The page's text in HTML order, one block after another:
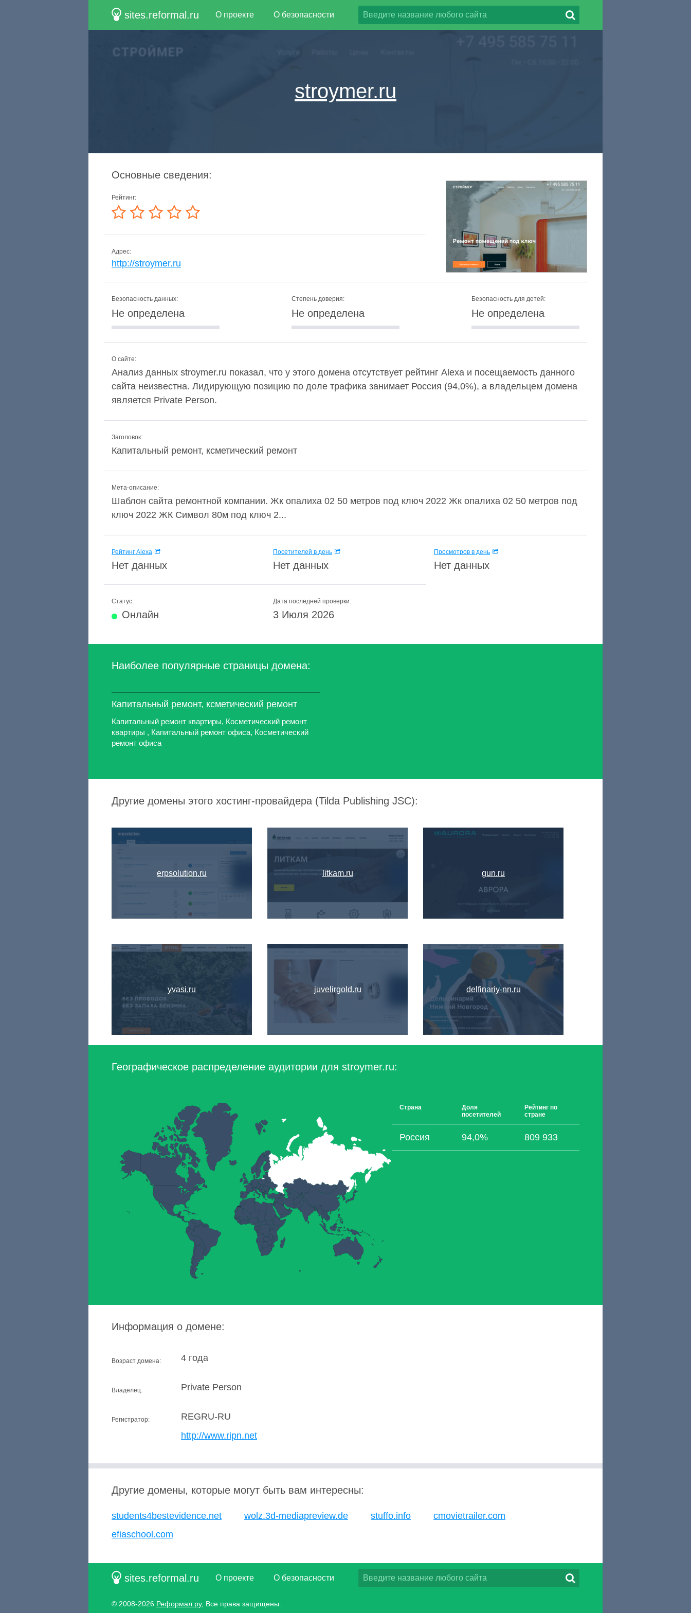
sites.reformal.ru О проекте О безопасности
stroymer.ru
Основные сведения:
Рейтинг:
Адрес:
http://stroymer.ru
Безопасность данных:
Не определена
Степень доверия:
Не определена
Безопасность для детей:
Не определена
О сайте:
Анализ данных stroymer.ru показал, что у этого домена отсутствует рейтинг Alexa и посещаемость данного
сайта неизвестна. Лидирующую позицию по доле трафика занимает Россия (94,0%), а владельцем домена
является Private Person.
Заголовок:
Капитальный ремонт, ксметический ремонт
Мета-описание:
Шаблон сайта ремонтной компании. Жк опалиха 02 50 метров под ключ 2022 Жк опалиха 02 50 метров под
ключ 2022 ЖК Символ 80м под ключ 2...
Рейтинг Alexa
Нет данных
Посетителей в день
Нет данных
Просмотров в день
Нет данных
Статус:
Онлайн
Дата последней проверки:
3 Июля 2026
Наиболее популярные страницы домена:
Капитальный ремонт, ксметический ремонт
Капитальный ремонт квартиры, Косметический ремонт
квартиры , Капитальный ремонт офиса, Косметический
ремонт офиса
Другие домены этого хостинг-провайдера (Tilda Publishing JSC):
erpsolution.ru
yvasi.ru
litkam.ru
juvelirgold.ru
gun.ru
delfinariy-nn.ru
Географическое распределение аудитории для stroymer.ru:
Страна
Доля
посетителей
Рейтинг по
стране
Россия 94,0% 809 933
Информация о домене:
Возраст домена: 4 года
Владелец: Private Person
Регистратор:
REGRU-RU
http://www.ripn.net
Другие домены, которые могут быть вам интересны:
students4bestevidence.net wolz.3d-mediapreview.de stuffo.info
cmovietrailer.com
efiaschool.com
sites.reformal.ru О проекте О безопасности
© 2008-2026 Реформал.ру, Все права защищены.